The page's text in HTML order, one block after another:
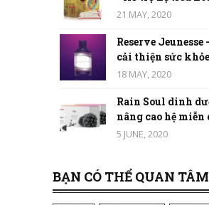
21 MAY, 2020
Reserve Jeunesse
cải thiện sức
18 MAY, 2020
Rain Soul dinh
nâng cao hệ miễn
5 JUNE, 2020
BẠN CÓ THỂ QUAN TÂM